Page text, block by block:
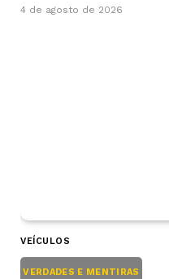
4 de agosto de 2026
VEÍCULOS
VERDADES E MENTIRAS